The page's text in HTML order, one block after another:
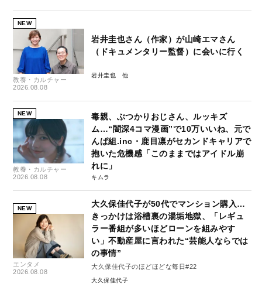
NEW
教養・カルチャー
2026.08.08
岩井圭也さん（作家）が山崎エマさん
（ドキュメンタリー監督）に会いに行く
岩井圭也
NEW
教養・カルチャー
2026.08.08
毒親、ぶつかりおじさん、ルッキズ
ム…“闇深4コマ漫画”で10万いいね、元で
んぱ組.inc・鹿目凛がセカンドキャリアで
抱いた危機感「このままではアイドル崩
れに」
キムラ
NEW
エンタメ
2026.08.08
大久保佳代子が50代でマンション購入…
きっかけは浴槽裏の湯垢地獄、「レギュ
ラー番組が多いほどローンを組みやす
い」不動産屋に言われた“芸能人ならでは
の事情”
大久保佳代子のほどほどな毎日#22
大久保佳代子